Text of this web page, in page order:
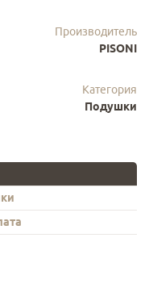
Производитель
PISONI
Категория
Подушки